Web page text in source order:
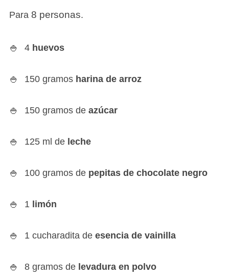
Para 8 personas.
4 huevos
150 gramos harina de arroz
150 gramos de azúcar
125 ml de leche
100 gramos de pepitas de chocolate negro
1 limón
1 cucharadita de esencia de vainilla
8 gramos de levadura en polvo